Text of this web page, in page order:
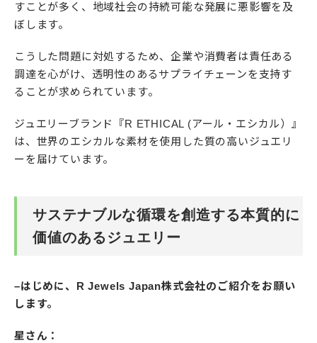
すことが多く、地域社会の持続可能な発展に悪影響を及
ぼします。
こうした問題に対処するため、企業や消費者は責任ある
調達を心がけ、透明性のあるサプライチェーンを支持す
ることが求められています。
ジュエリーブランド『R ETHICAL (アール・エシカル）』
は、世界のエシカルな素材を使用した質の高いジュエリ
ーを届けています。
サステナブルな循環を創造する本質的に
価値のあるジュエリー
–はじめに、R Jewels Japan株式会社のご紹介をお願い
します。
星さん：